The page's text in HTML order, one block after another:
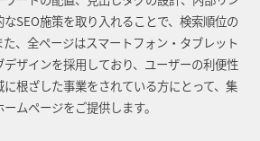
SEO施策を取り入れることで、検索順位の
、全ページはスマートフォン・タブレット
ザインを採用しており、ユーザーの利便性
根ざした事業をされている方にとって、集
ムページをご提供します。